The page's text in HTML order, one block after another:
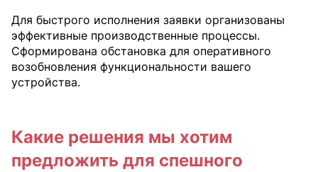
Для быстрого исполнения заявки организованы
эффективные производственные процессы.
Сформирована обстановка для оперативного
возобновления функциональности вашего
устройства.
Какие решения мы хотим
предложить для спешного